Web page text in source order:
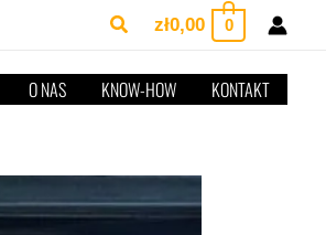
Szukaj
zł0,00 0
O NAS KNOW-HOW KONTAKT